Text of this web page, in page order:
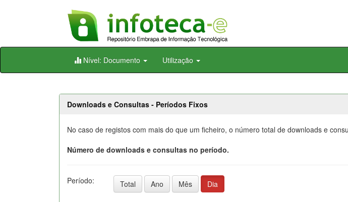
Skip
Nível: Documento Utilização
Downloads e Consultas - Períodos Fixos
No caso de registos com mais do que um ficheiro, o número total de downloads e
Número de downloads e consultas no período.
Período: Total Ano Mês Dia